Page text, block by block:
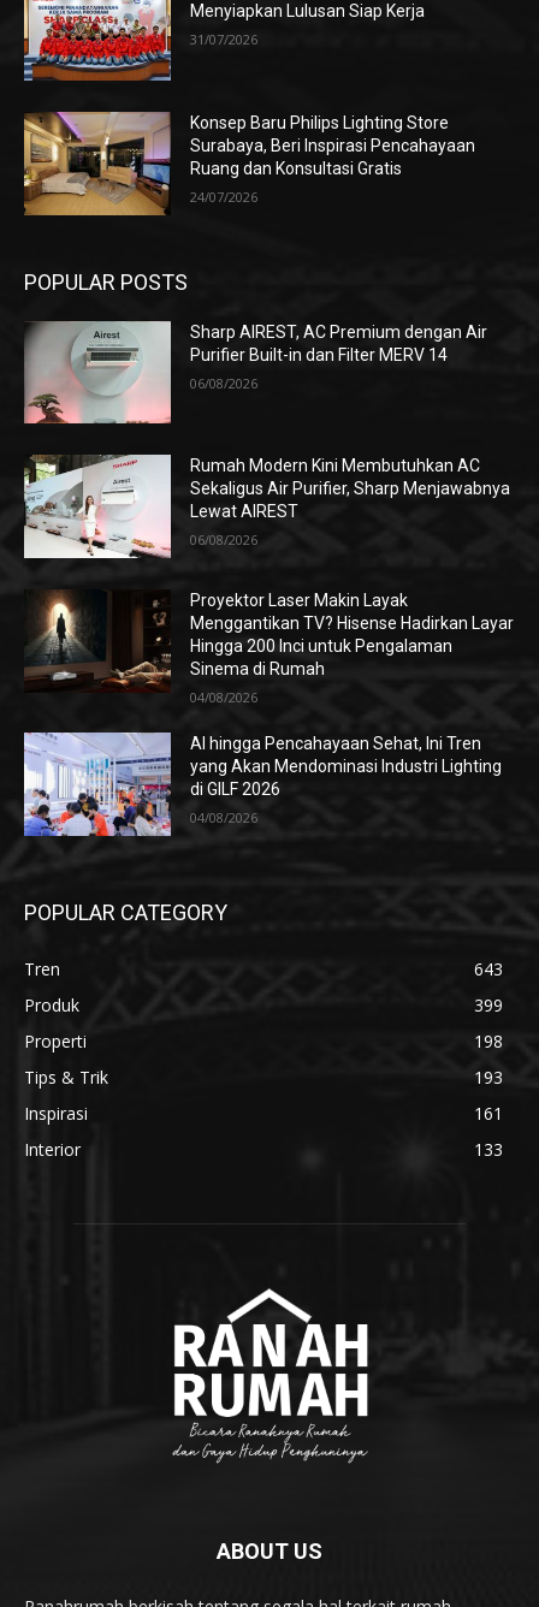
Menyiapkan Lulusan Siap Kerja
31/07/2026
Konsep Baru Philips Lighting Store
Surabaya, Beri Inspirasi Pencahayaan
Ruang dan Konsultasi Gratis
24/07/2026
POPULAR POSTS
Sharp AIREST, AC Premium dengan Air
Purifier Built-in dan Filter MERV 14
06/08/2026
Rumah Modern Kini Membutuhkan AC
Sekaligus Air Purifier, Sharp Menjawabnya
Lewat AIREST
06/08/2026
Proyektor Laser Makin Layak
Menggantikan TV? Hisense Hadirkan Layar
Hingga 200 Inci untuk Pengalaman
Sinema di Rumah
04/08/2026
AI hingga Pencahayaan Sehat, Ini Tren
yang Akan Mendominasi Industri Lighting
di GILF 2026
04/08/2026
POPULAR CATEGORY
Tren
643
Produk
399
Properti
198
Tips & Trik
193
Inspirasi
161
Interior
133
ABOUT US